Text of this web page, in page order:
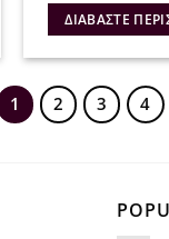
ΔΙΑΒΆΣΤΕ
1 2 3 4